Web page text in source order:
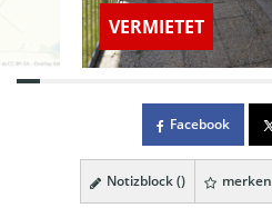
VERMIETET
Facebook
Notizblock () merken